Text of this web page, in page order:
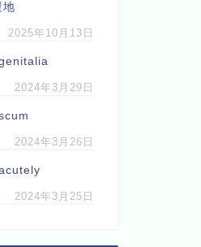
2025年10月13日
2024年3月29日
2024年3月26日
2024年3月25日